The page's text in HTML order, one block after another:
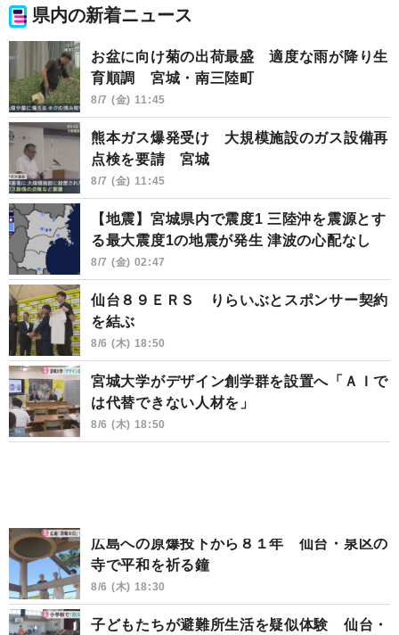
県内の新着ニュース
お盆に向け菊の出荷最盛 適度な雨が降り生
育順調 宮城・南三陸町
8/7 (金) 11:45
熊本ガス爆発受け 大規模施設のガス設備再
点検を要請 宮城
8/7 (金) 11:45
【地震】宮城県内で震度1 三陸沖を震源とす
る最大震度1の地震が発生 津波の心配なし
8/7 (金) 02:47
仙台８９ＥＲＳ りらいぶとスポンサー契約
を結ぶ
8/6 (木) 18:50
宮城大学がデザイン創学群を設置へ「ＡＩで
は代替できない人材を」
8/6 (木) 18:50
広島への原爆投下から８１年 仙台・泉区の
寺で平和を祈る鐘
8/6 (木) 18:30
子どもたちが避難所生活を疑似体験 仙台・